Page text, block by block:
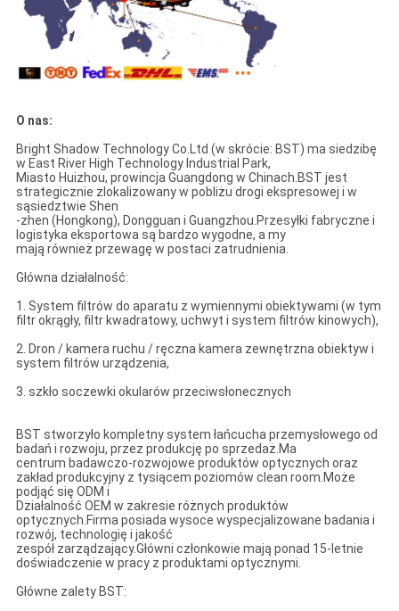
O nas:
Bright Shadow Technology Co.Ltd (w skrócie: BST) ma siedzibę
w East River High Technology Industrial Park,
Miasto Huizhou, prowincja Guangdong w Chinach.BST jest
strategicznie zlokalizowany w pobliżu drogi ekspresowej i w
sąsiedztwie Shen
-zhen (Hongkong), Dongguan i Guangzhou.Przesyłki fabryczne i
logistyka eksportowa są bardzo wygodne, a my
mają również przewagę w postaci zatrudnienia.
Główna działalność:
1. System filtrów do aparatu z wymiennymi obiektywami (w tym
filtr okrągły, filtr kwadratowy, uchwyt i system filtrów kinowych),
2. Dron / kamera ruchu / ręczna kamera zewnętrzna obiektyw i
system filtrów urządzenia,
3. szkło soczewki okularów przeciwsłonecznych
BST stworzyło kompletny system łańcucha przemysłowego od
badań i rozwoju, przez produkcję po sprzedaż.Ma
centrum badawczo-rozwojowe produktów optycznych oraz
zakład produkcyjny z tysiącem poziomów clean room.Może
podjąć się ODM i
Działalność OEM w zakresie różnych produktów
optycznych.Firma posiada wysoce wyspecjalizowane badania i
rozwój, technologię i jakość
zespół zarządzający.Główni członkowie mają ponad 15-letnie
doświadczenie w pracy z produktami optycznymi.
Główne zalety BST: